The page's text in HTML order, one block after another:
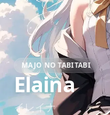
MAJO NO TABITABI
Elaina
イレイナ